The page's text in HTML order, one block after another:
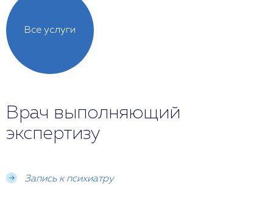
Все услуги
Врач выполняющий
экспертизу
Запись к психиатру